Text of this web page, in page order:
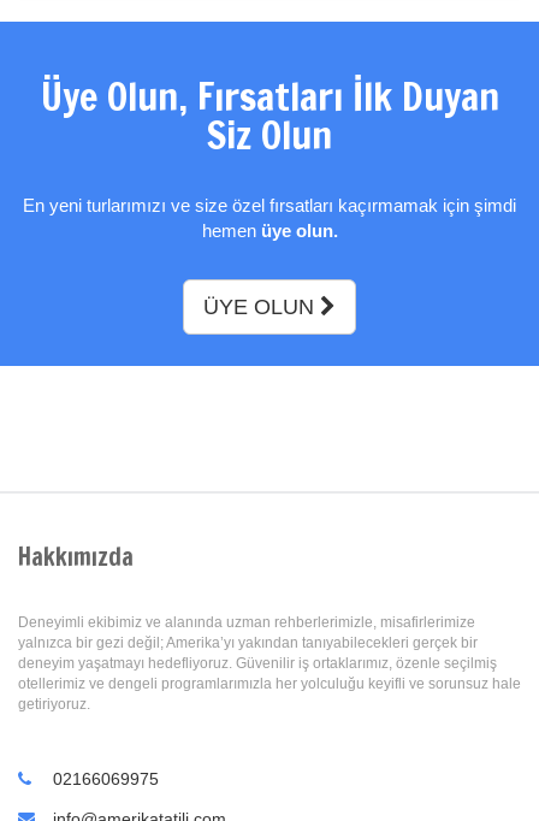
Uçak Ile
Üye Olun, Fırsatları İlk Duyan
Siz Olun
En yeni turlarımızı ve size özel fırsatları kaçırmamak için şimdi
hemen üye olun.
ÜYE OLUN
Hakkımızda
Deneyimli ekibimiz ve alanında uzman rehberlerimizle, misafirlerimize
yalnızca bir gezi değil; Amerika’yı yakından tanıyabilecekleri gerçek bir
deneyim yaşatmayı hedefliyoruz. Güvenilir iş ortaklarımız, özenle seçilmiş
otellerimiz ve dengeli programlarımızla her yolculuğu keyifli ve sorunsuz hale
getiriyoruz.
02166069975